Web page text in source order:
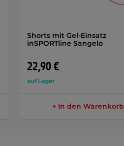
Shorts mit Gel-Einsatz
inSPORTline Sangelo
22,90 €
auf Lager
+ In den Warenkorb